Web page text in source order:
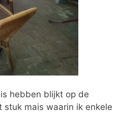
hebben blijkt op de
mais waarin ik enkele